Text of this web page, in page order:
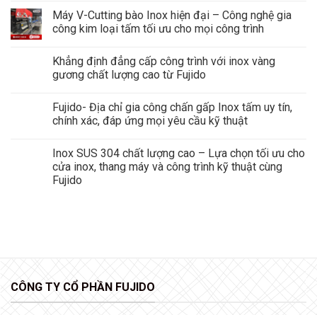
Máy V-Cutting bào Inox hiện đại – Công nghệ gia
công kim loại tấm tối ưu cho mọi công trình
Khẳng định đẳng cấp công trình với inox vàng
gương chất lượng cao từ Fujido
Fujido- Địa chỉ gia công chấn gấp Inox tấm uy tín,
chính xác, đáp ứng mọi yêu cầu kỹ thuật
Inox SUS 304 chất lượng cao – Lựa chọn tối ưu cho
cửa inox, thang máy và công trình kỹ thuật cùng
Fujido
CÔNG TY CỔ PHẦN FUJIDO